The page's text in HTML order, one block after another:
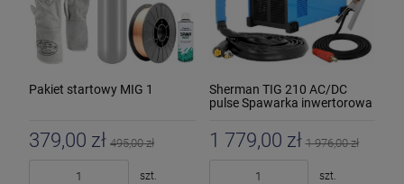
Pakiet startowy MIG 1
379,00 zł 495,00 zł
szt.
Sherman TIG 210 AC/DC
pulse Spawarka inwertorowa
1 779,00 zł 1 976,00 zł
szt.